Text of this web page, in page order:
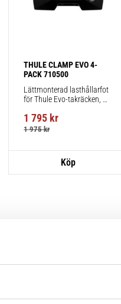
THULE CLAMP EVO 4-
PACK 710500
Lättmonterad lasthållarfot
för Thule Evo-takräcken,
fästpunkter för takräcke
eller fabriksmonterade
1 795 kr
1 975kr